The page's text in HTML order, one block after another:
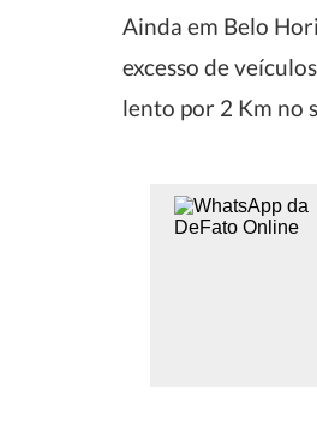
Ainda em Belo
excesso de
lento por 2 Km no